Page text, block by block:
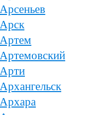
Арсеньев
Арск
Артем
Артемовский
Арти
Архангельск
Архара